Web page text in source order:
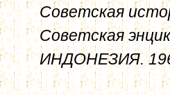
Советская
Советская
ИНДОНЕЗИЯ.